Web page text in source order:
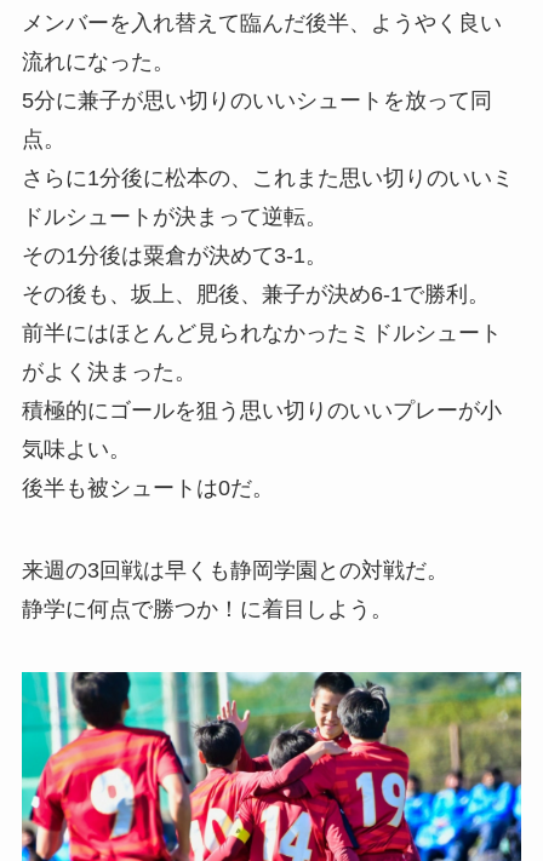
メンバーを入れ替えて臨んだ後半、ようやく良い
流れになった。
5分に兼子が思い切りのいいシュートを放って同
点。
さらに1分後に松本の、これまた思い切りのいいミ
ドルシュートが決まって逆転。
その1分後は粟倉が決めて3-1。
その後も、坂上、肥後、兼子が決め6-1で勝利。
前半にはほとんど見られなかったミドルシュート
がよく決まった。
積極的にゴールを狙う思い切りのいいプレーが小
気味よい。
後半も被シュートは0だ。
来週の3回戦は早くも静岡学園との対戦だ。
静学に何点で勝つか！に着目しよう。